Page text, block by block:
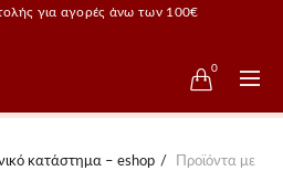
για αγορές άνω των 100€
0
κατάστημα – eshop
Προϊόντα με